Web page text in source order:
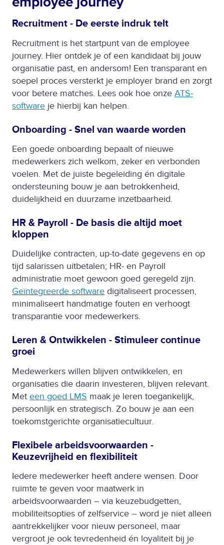
Recruitment - De eerste indruk telt
Recruitment is het startpunt van de employee
journey. Hier ontdek je of een kandidaat bij jouw
organisatie past, en andersom! Een transparant en
soepel proces versterkt je employer brand en zorgt
voor betere matches. Lees ook hoe onze ATS-
software je hierbij kan helpen.
Onboarding - Snel van waarde worden
Een goede onboarding bepaalt of nieuwe
medewerkers zich welkom, zeker en verbonden
voelen. Met de juiste begeleiding én digitale
ondersteuning bouw je aan betrokkenheid,
duidelijkheid en duurzame inzetbaarheid.
HR & Payroll - De basis die altijd moet
kloppen
Duidelijke contracten, up-to-date gegevens en op
tijd salarissen uitbetalen; HR- en Payroll
administratie moet gewoon goed geregeld zijn.
Geïntegreerde software digitaliseert processen,
minimaliseert handmatige fouten en verhoogt
transparantie voor medewerkers.
Leren & Ontwikkelen - Stimuleer continue
groei
Medewerkers willen blijven ontwikkelen, en
organisaties die daarin investeren, blijven relevant.
Met een goed LMS maak je leren toegankelijk,
persoonlijk en strategisch. Zo bouw je aan een
toekomstgerichte organisatiecultuur.
Flexibele arbeidsvoorwaarden -
Keuzevrijheid en flexibiliteit
Iedere medewerker heeft andere wensen. Door
ruimte te geven voor maatwerk in
arbeidsvoorwaarden – via keuzebudgetten,
mobiliteitsopties of zelfservice – word je niet alleen
aantrekkelijker voor nieuw personeel, maar
vergroot je ook tevredenheid én loyaliteit bij je